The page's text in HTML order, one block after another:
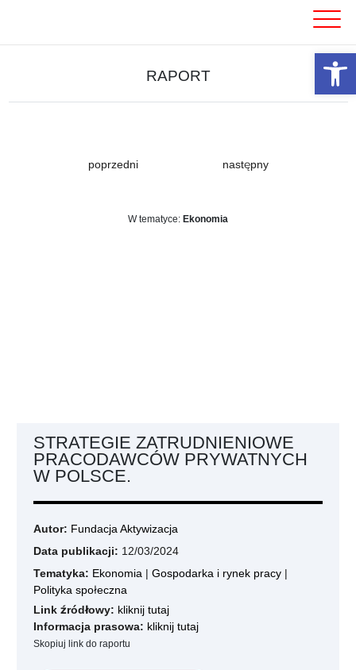
RAPORT
poprzedni następny
W tematyce: Ekonomia
STRATEGIE ZATRUDNIENIOWE
PRACODAWCÓW PRYWATNYCH
W POLSCE.
Autor: Fundacja Aktywizacja
Data publikacji: 12/03/2024
Tematyka: Ekonomia | Gospodarka i rynek pracy |
Polityka społeczna
Link źródłowy: kliknij tutaj
Informacja prasowa: kliknij tutaj
Skopiuj link do raportu